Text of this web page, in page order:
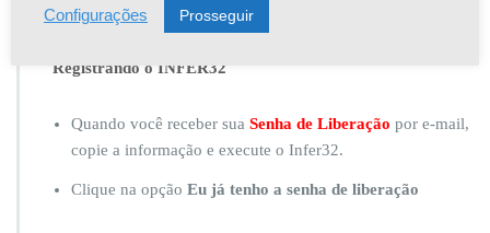
Registrando o INFER32
Quando você receber sua Senha de Liberação por e-mail,
copie a informação e execute o Infer32.
Clique na opção Eu já tenho a senha de liberação
Configurações Prosseguir